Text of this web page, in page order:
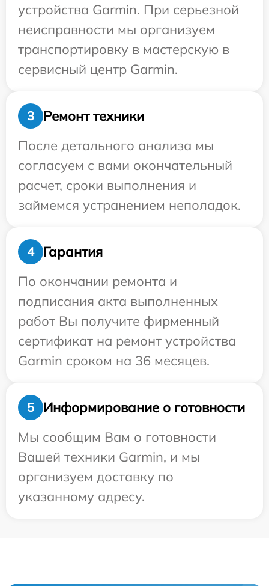
устройства Garmin. При серьезной
неисправности мы организуем
транспортировку в мастерскую в
сервисный центр Garmin.
3
Ремонт техники
После детального анализа мы
согласуем с вами окончательный
расчет, сроки выполнения и
займемся устранением неполадок.
4
Гарантия
По окончании ремонта и
подписания акта выполненных
работ Вы получите фирменный
сертификат на ремонт устройства
Garmin сроком на 36 месяцев.
5
Информирование о готовности
Мы сообщим Вам о готовности
Вашей техники Garmin, и мы
организуем доставку по
указанному адресу.